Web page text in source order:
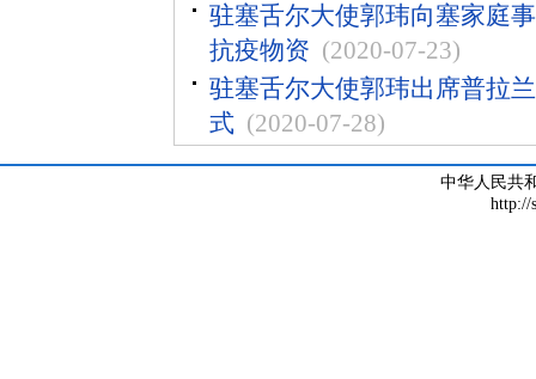
驻塞舌尔大使郭玮向塞家庭
抗疫物资 (2020-07-23)
驻塞舌尔大使郭玮出席普拉
式 (2020-07-28)
中华人民共
http://